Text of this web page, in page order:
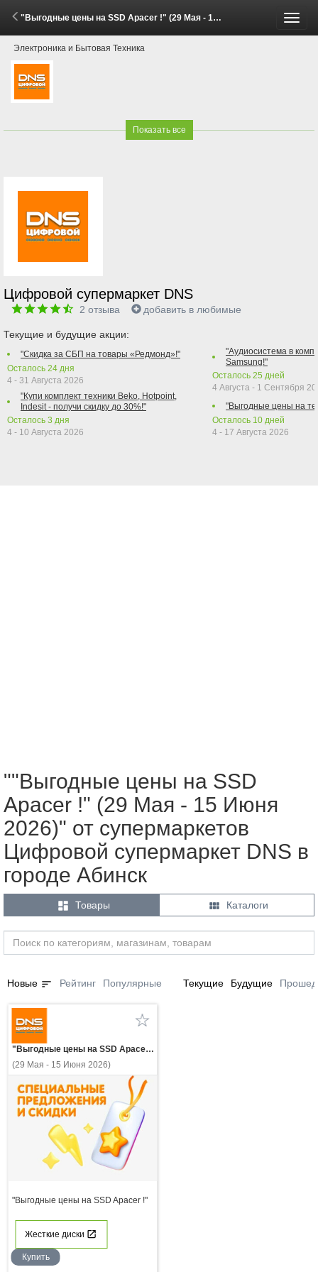
"Выгодные цены на SSD Apacer !" (29 Мая - 15 Июня 2026)
Электроника и Бытовая Техника
Показать все
Цифровой супермаркет DNS
2 отзыва добавить в любимые
Текущие и будущие акции:
"Скидка за СБП на товары «Редмонд»!"
Осталось 24 дня
4 - 31 Августа 2026
"Купи комплект техники Beko, Hotpoint,
Indesit - получи скидку до 30%!"
Осталось 3 дня
4 - 10 Августа 2026
"Аудиосистема в
Samsung!"
Осталось 25 дней
4 Августа - 1 Сентября
"Выгодные цены на
Осталось 10 дней
4 - 17 Августа 2026
""Выгодные цены на SSD
Apacer !" (29 Мая - 15 Июня
2026)" от супермаркетов
Цифровой супермаркет DNS в
городе Абинск
 Товары  Каталоги
Новые sort Рейтинг Популярные Текущие Будущие
"Выгодные цены на SSD Apacer !"
(29 Мая - 15 Июня 2026)
"Выгодные цены на SSD Apacer !"
Жесткие диски
Купить